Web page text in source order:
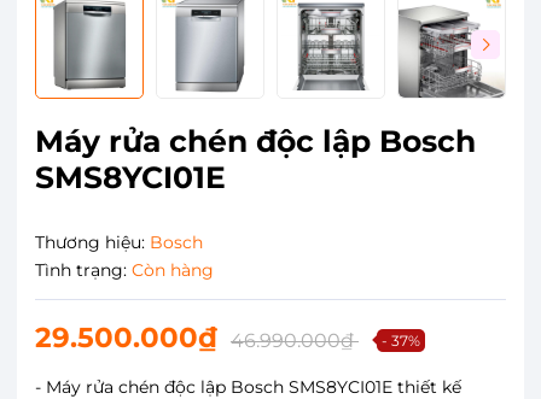
Máy rửa chén độc lập Bosch
SMS8YCI01E
Thương hiệu: Bosch
Tình trạng: Còn hàng
29.500.000₫ 46.990.000₫ - 37%
- Máy rửa chén độc lập Bosch SMS8YCI01E thiết kế